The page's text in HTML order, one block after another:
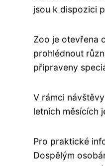
jsou k dispozici
Zoo je otevřena
prohlédnout
připraveny
V rámci
letních měsících
Pro praktické
Dospělým